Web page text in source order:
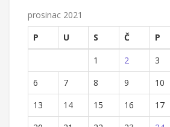
prosinac 2021
P
U S Č P
1
2 3
6
7 8 9 10
13
14 15 16 17